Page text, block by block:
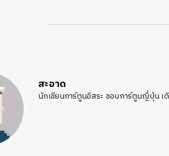
สะอาด
นักเขียนการ์ตูนอิสระ ชอบการ์ตูนญี่ปุ่น เดิ